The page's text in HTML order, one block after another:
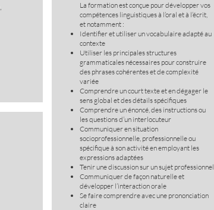
La formation est conçue pour développer vos
compétences linguistiques à l’oral et à l’écrit,
et notamment :
Identifier et utiliser un vocabulaire adapté au
contexte
Utiliser les principales structures
grammaticales nécessaires pour construire
des phrases cohérentes et de complexité
variée
Comprendre un court texte et en dégager le
sens global et des détails spécifiques
Comprendre un énoncé, des instructions ou
les questions d’un interlocuteur
Communiquer en situation
socioprofessionnelle, professionnelle ou
spécifique à son activité en employant les
expressions adaptées
Tenir une discussion sur un sujet professionnel
Communiquer de façon naturelle et
développer l’interaction orale
Se faire comprendre avec une prononciation
claire